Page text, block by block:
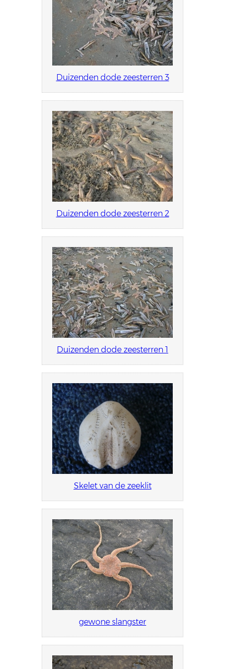
Duizenden dode zeesterren 3
Duizenden dode zeesterren 2
Duizenden dode zeesterren 1
Skelet van de zeeklit
gewone slangster